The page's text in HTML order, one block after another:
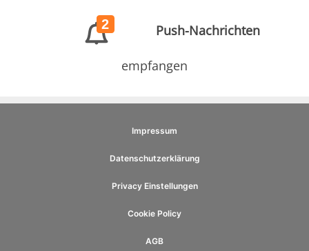
2 Push-Nachrichten
empfangen
Impressum
Datenschutzerklärung
Privacy Einstellungen
Cookie Policy
AGB